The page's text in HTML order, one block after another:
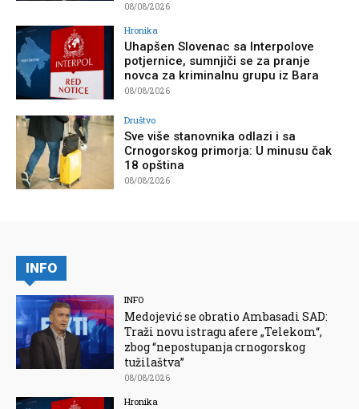
08/08/2026
Hronika
Uhapšen Slovenac sa Interpolove
potjernice, sumnjiči se za pranje
novca za kriminalnu grupu iz Bara
08/08/2026
Društvo
Sve više stanovnika odlazi i sa
Crnogorskog primorja: U minusu čak
18 opština
08/08/2026
INFO
INFO
Medojević se obratio Ambasadi SAD:
Traži novu istragu afere „Telekom“,
zbog “nepostupanja crnogorskog
tužilaštva”
08/08/2026
Hronika